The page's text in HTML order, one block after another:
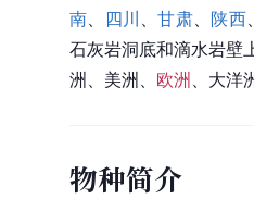
南
四川 、甘肃 陕西
石灰岩洞底和滴水岩壁
洲、美洲、 欧洲 大洋
物种简介